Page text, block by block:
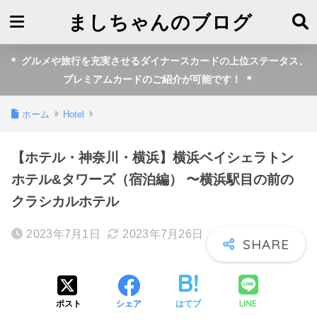
ましちゃんのブログ
＊ グルメや旅行を充実させるダイナースカードの上位ステータス、
プレミアムカードのご紹介が可能です！ ＊
ホーム Hotel
【ホテル・神奈川・横浜】横浜ベイシェラトン
ホテル&タワーズ（宿泊編） 〜横浜駅目の前の
クラシカルホテル
2023年7月1日 2023年7月26日
ポスト シェア はてブ LINE